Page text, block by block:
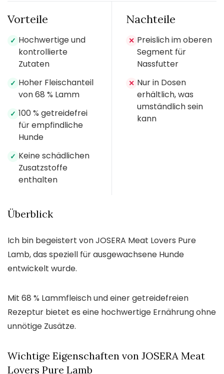
Vorteile
✓ Hochwertige und
kontrollierte
Zutaten
✓ Hoher Fleischanteil
von 68 % Lamm
✓ 100 % getreidefrei
für empfindliche
Hunde
✓ Keine schädlichen
Zusatzstoffe
enthalten
Nachteile
✕ Preislich im oberen
Segment für
Nassfutter
✕ Nur in Dosen
erhältlich, was
umständlich sein
kann
Überblick
Ich bin begeistert von JOSERA Meat Lovers Pure
Lamb, das speziell für ausgewachsene Hunde
entwickelt wurde.
Mit 68 % Lammfleisch und einer getreidefreien
Rezeptur bietet es eine hochwertige Ernährung ohne
unnötige Zusätze.
Wichtige Eigenschaften von JOSERA Meat
Lovers Pure Lamb